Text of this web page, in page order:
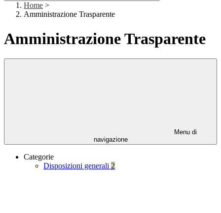
Home >
Amministrazione Trasparente
Amministrazione Trasparente
Menu di
navigazione
Categorie
Disposizioni generali 2